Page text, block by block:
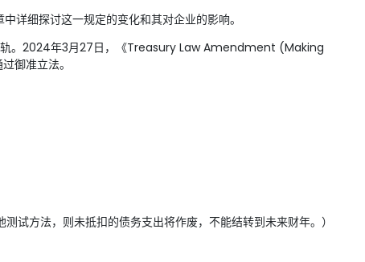
详细探讨这一规定的变化和其对企业的影响。
轨。2024年3月27日，《Treasury Law Amendment (Making
御准立法。
试方法，则未抵扣的债务支出将作废，不能结转到未来财年。）